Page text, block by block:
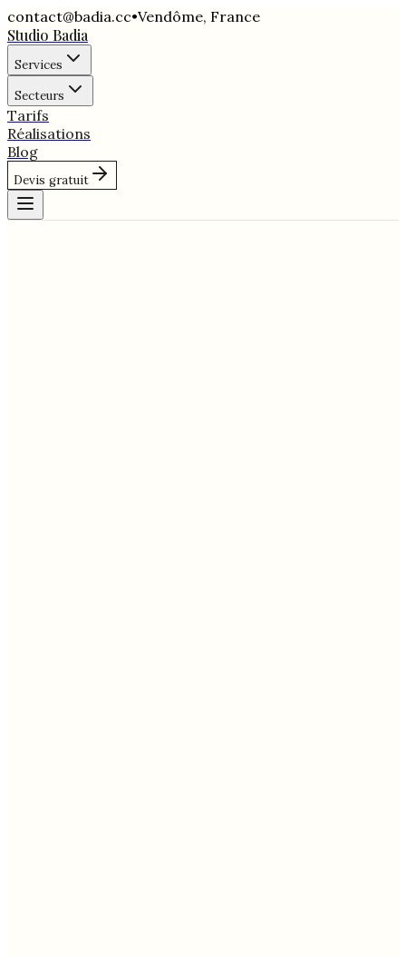
contact@badia.cc•Vendôme, France
Studio Badia
Services
Secteurs
Tarifs
Réalisations
Blog
Devis gratuit